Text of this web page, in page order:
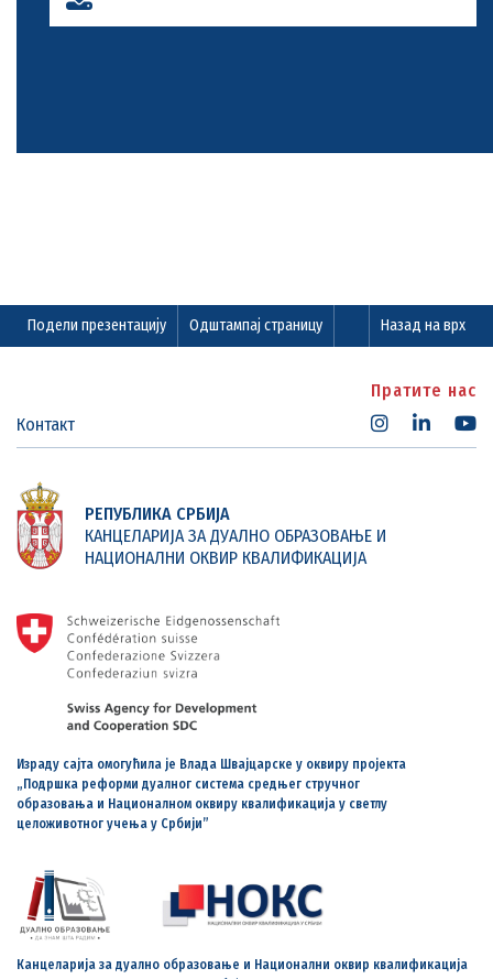
Подели презентацију Одштампај страницу Назад на врх
Контакт
Пратите нас
РЕПУБЛИКА СРБИЈА
КАНЦЕЛАРИЈА ЗА ДУАЛНО ОБРАЗОВАЊЕ И
НАЦИОНАЛНИ ОКВИР КВАЛИФИКАЦИЈА
Израду сајта омогућила је Влада Швајцарске у оквиру пројекта
„Подршка реформи дуалног система средњег стручног
образовања и Националном оквиру квалификација у светлу
целоживотног учења у Србији”
Канцеларија за дуално образовање и Национални оквир квалификација